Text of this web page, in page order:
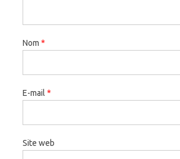
Nom *
E-mail *
Site web